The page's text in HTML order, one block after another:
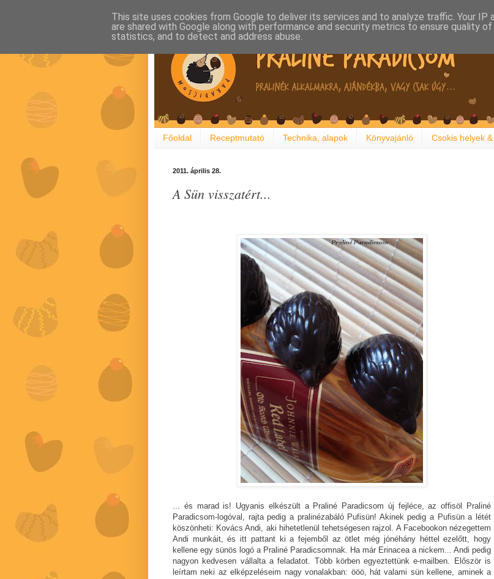
Főoldal Receptmutató Technika, alapok Könyvajánló Csokis helyek
2011. április 28.
A Sün visszatért...
... és marad is! Ugyanis elkészült a Praliné Paradicsom új fejléce, az offisöl Praliné
Paradicsom-logóval, rajta pedig a pralinézabáló Pufisün! Akinek pedig a Pufisün a létét
köszönheti: Kovács Andi, aki hihetetlenül tehetségesen rajzol. A Facebookon nézegettem
Andi munkáit, és itt pattant ki a fejemből az ötlet még jónéhány héttel ezelőtt, hogy
kellene egy sünös logó a Praliné Paradicsomnak. Ha már Erinacea a nickem... Andi pedig
nagyon kedvesen vállalta a feladatot. Több körben egyeztettünk e-mailben. Először is
leírtam neki az elképzeléseim nagy vonalakban: ööö, hát valami sün kellene, aminek a
This site uses cookies from Google to deliver its services and to analyze traffic. Your IP
are shared with Google along with performance and security metrics to ensure quality
statistics, and to detect and address abuse.